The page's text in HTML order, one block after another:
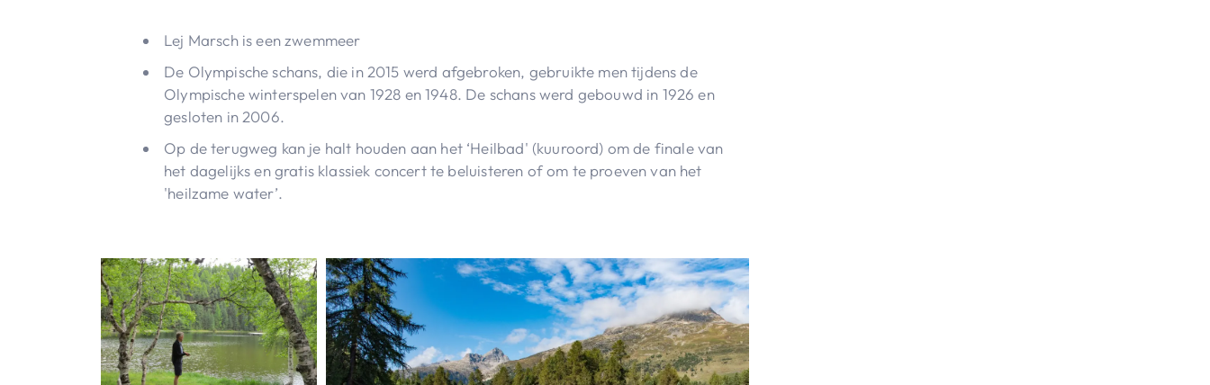
Lej Marsch is een zwemmeer
De Olympische schans, die in 2015 werd afgebroken, gebruikte men tijdens de
Olympische winterspelen van 1928 en 1948. De schans werd gebouwd in 1926 en
gesloten in 2006.
Op de terugweg kan je halt houden aan het ‘Heilbad' (kuuroord) om de finale van
het dagelijks en gratis klassiek concert te beluisteren of om te proeven van het
'heilzame water’.